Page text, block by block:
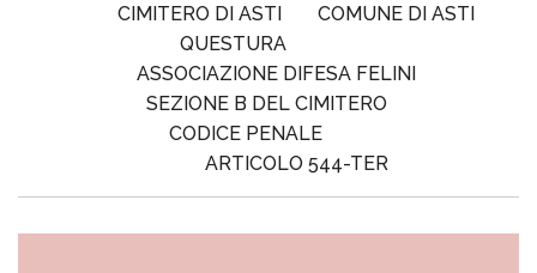
CIMITERO DI ASTI
COMUNE DI ASTI
QUESTURA
ASSOCIAZIONE DIFESA FELINI
SEZIONE B DEL CIMITERO
CODICE PENALE
ARTICOLO 544-TER